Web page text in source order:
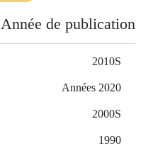
Année de publication
2010S
Années 2020
2000S
1990